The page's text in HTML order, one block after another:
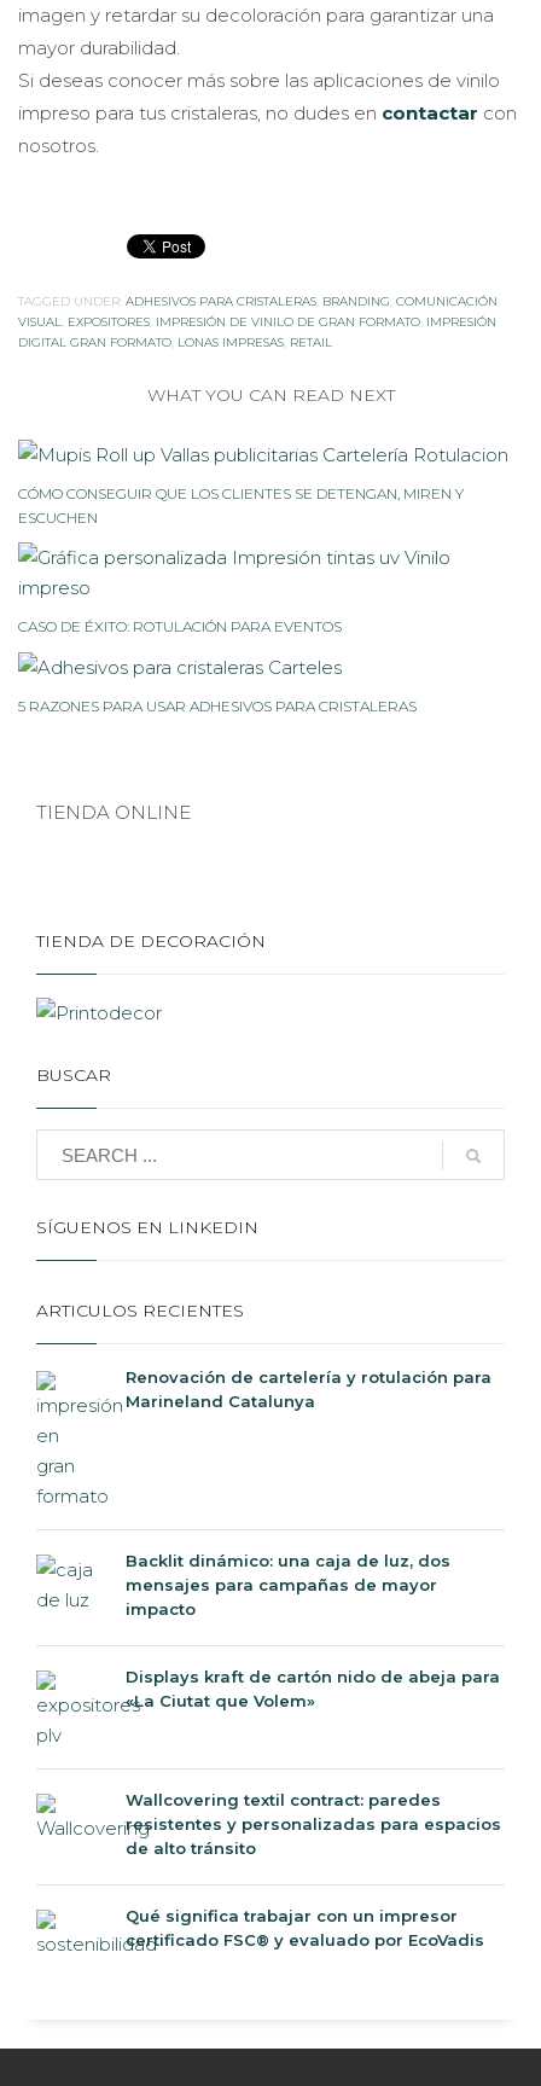
imagen y retardar su decoloración para garantizar una
mayor durabilidad.
Si deseas conocer más sobre las aplicaciones de vinilo
impreso para tus cristaleras, no dudes en contactar con
nosotros.
TAGGED UNDER: ADHESIVOS PARA CRISTALERAS BRANDING COMUNICACIÓN
VISUAL EXPOSITORES IMPRESIÓN DE VINILO DE GRAN FORMATO IMPRESIÓN
DIGITAL GRAN FORMATO LONAS IMPRESAS RETAIL
WHAT YOU CAN READ NEXT
CÓMO CONSEGUIR QUE LOS CLIENTES SE DETENGAN, MIREN Y
ESCUCHEN
CASO DE ÉXITO: ROTULACIÓN PARA EVENTOS
5 RAZONES PARA USAR ADHESIVOS PARA CRISTALERAS
TIENDA ONLINE
TIENDA DE DECORACIÓN
BUSCAR
SÍGUENOS EN LINKEDIN
ARTICULOS RECIENTES
Renovación de cartelería y rotulación para
Marineland Catalunya
Backlit dinámico: una caja de luz, dos
mensajes para campañas de mayor
impacto
Displays kraft de cartón nido de abeja para
«La Ciutat que Volem»
Wallcovering textil contract: paredes
resistentes y personalizadas para espacios
de alto tránsito
Qué significa trabajar con un impresor
certificado FSC® y evaluado por EcoVadis